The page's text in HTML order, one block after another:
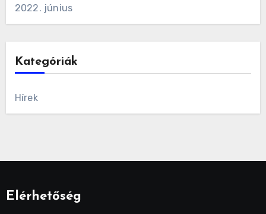
2022. június
Kategóriák
Hírek
Elérhetőség